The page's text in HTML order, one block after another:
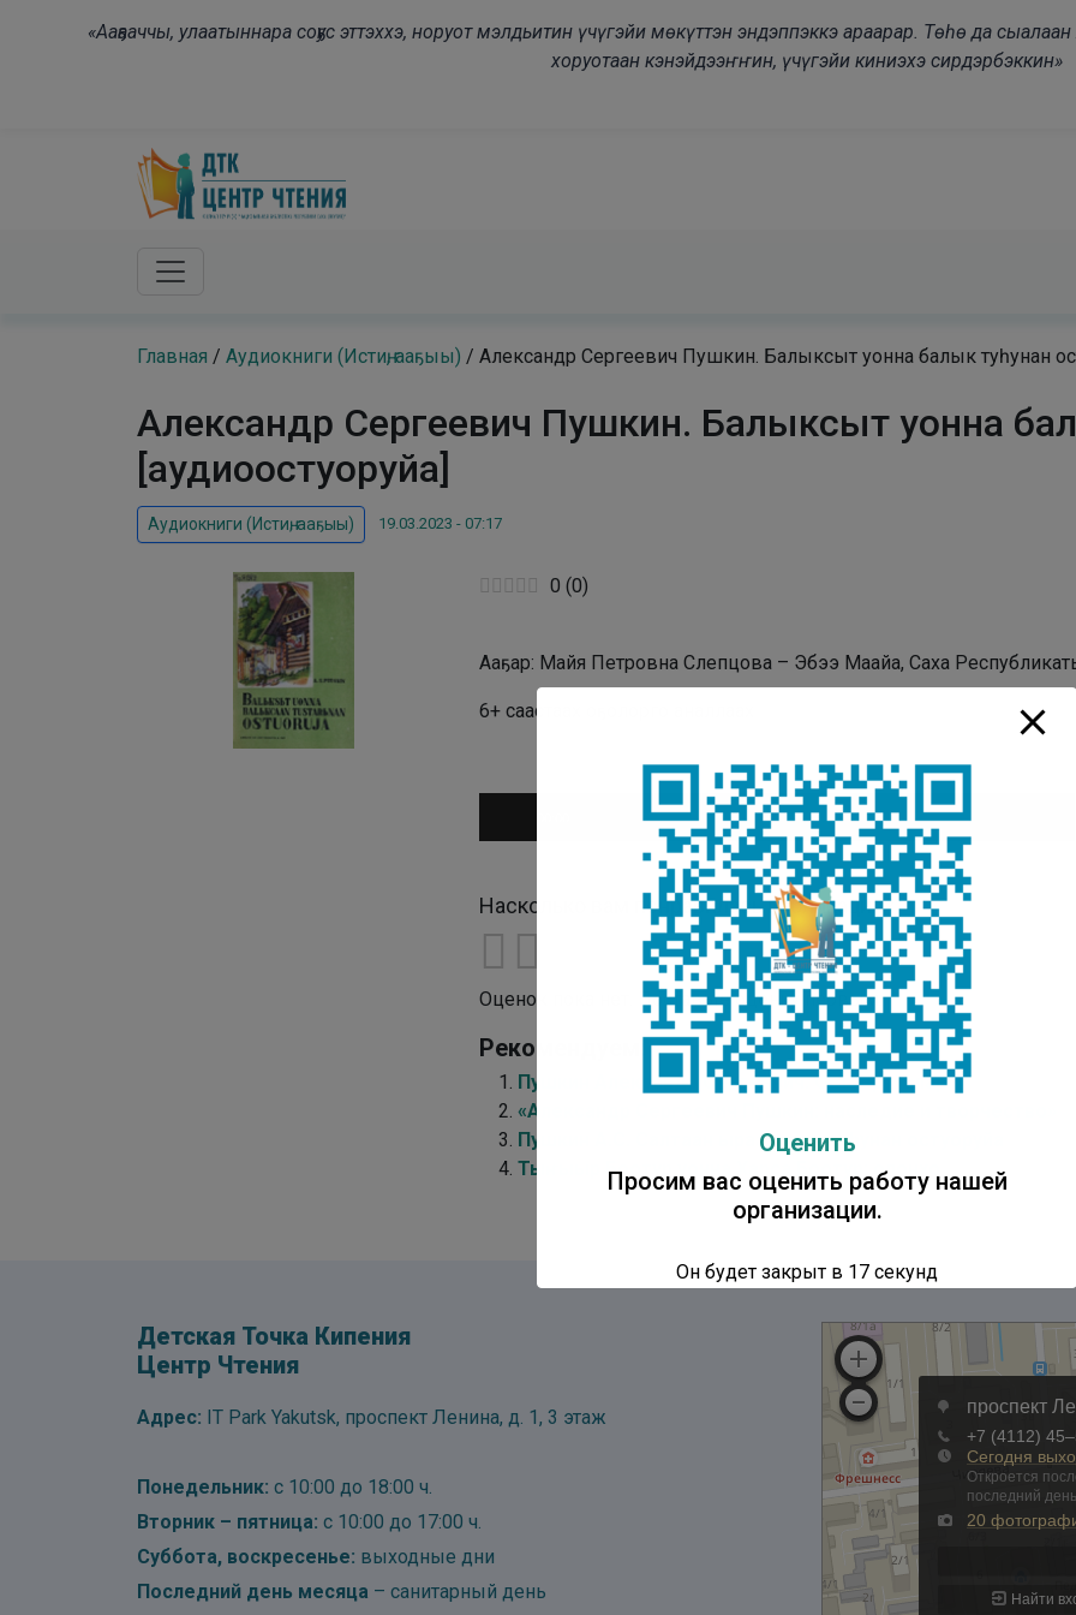
«Ааҕааччы, улаатыннара соҕус эттэххэ, норуот мэлдьитин үчүгэйи мөкүттэн эндэппэккэ араарар. Төһө да
хоруотаан кэнэйдээҥҥин, үчүгэйи киниэхэ сирдэрбэккин»
Главная / Аудиокниги (Истиҥ, ааҕыы) / Александр Сергеевич Пушкин. Балыксыт уонна балык туһунан
Александр Сергеевич Пушкин. Балыксыт уонна
[аудиоостуоруйа]
Аудиокниги (Истиҥ, ааҕыы) 19.03.2023 - 07:17
0 (0)
Ааҕар: Майя Петровна Слепцова – Эбээ Маайа, Саха
6+ саастаах оҕолорго аналлаах
Насколько вам понравилась публикация?
Оценок пока нет. Поставьте оценку первым.
Рекомендуем:
Пушкин Александр Сергеевич. Остуоруйалар
«Александр Сергеевич Пушкин: наследие и творчество»
Пушкин А.С. Салтаан ыраахтааҕы туһунан остуоруйа
Тыҥыыр Боотур уонна Харса Боотур: олонхо
Детская Точка Кипения
Центр Чтения
Адрес: IT Park Yakutsk, проспект Ленина, д. 1, 3 этаж
Понедельник: с 10:00 до 18:00 ч.
Вторник – пятница: с 10:00 до 17:00 ч.
Суббота, воскресенье: выходные дни
Последний день месяца – санитарный день
Оценить
Просим вас оценить работу нашей
организации.
Он будет закрыт в 16 секунд